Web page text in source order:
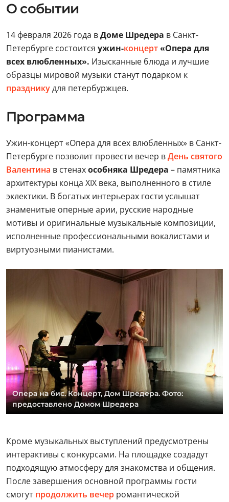
О событии
14 февраля 2026 года вДоме Шредера в Санкт-
Петербурге состоится ужин-концерт«Опера для
всех влюбленных». Изысканные блюда и лучшие
образцы мировой музыки станут подарком к
праздникудля петербуржцев.
Программа
Ужин-концерт «Опера для всех влюбленных» в Санкт-
Петербурге позволит провести вечер вДень святого
Валентина в стенахособняка Шредера – памятника
архитектуры конца XIX века, выполненного в стиле
эклектики. В богатых интерьерах гости услышат
знаменитые оперные арии, русские народные
мотивы и оригинальные музыкальные композиции,
исполненные профессиональными вокалистами и
виртуозными пианистами.
Опера на бис. Концерт, Дом Шредера. Фото:
предоставлено Домом Шредера
Кроме музыкальных выступлений предусмотрены
интерактивы с конкурсами. На площадке создадут
подходящую атмосферу для знакомства и общения.
После завершения основной программы гости
смогут продолжить вечер романтической